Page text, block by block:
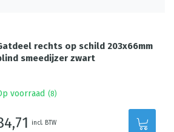
rechts op schild 203x66mm
smeedijzer zwart
voorraad (8)
incl. BTW